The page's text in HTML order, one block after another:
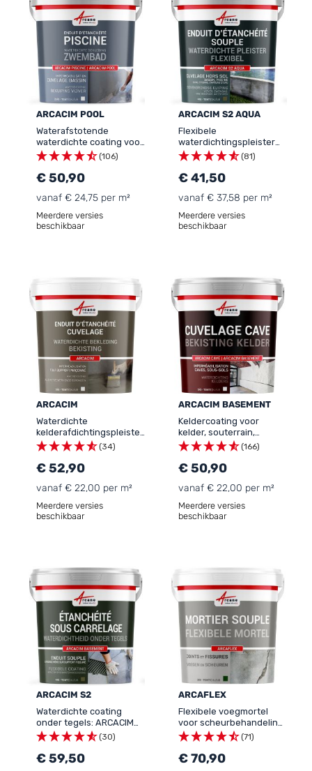
ARCACIM POOL
Waterafstotende
waterdichte coating voor
zwembad, bassin:
ARCACIM POOL
(106)
€ 50,90
vanaf € 24,75 per m²
Meerdere versies
beschikbaar
ARCACIM S2 AQUA
Flexibele
waterdichtingspleister
voor BOVENGRONDS
ZWEMBAD, TANK,
CISTERNE, WATERTOREN
(ACS) - ARCACIM S2
AQUA
(81)
€ 41,50
vanaf € 37,58 per m²
Meerdere versies
beschikbaar
ARCACIM
Waterdichte
kelderafdichtingspleister
voor beton, goot en
fundering: ARCACIM
(34)
€ 52,90
vanaf € 22,00 per m²
Meerdere versies
beschikbaar
ARCACIM BASEMENT
Keldercoating voor
kelder, souterrain,
garage: ARCACIM
BASEMENT
(166)
€ 50,90
vanaf € 22,00 per m²
Meerdere versies
beschikbaar
ARCACIM S2
Waterdichte coating
onder tegels: ARCACIM
S2
(30)
€ 59,50
ARCAFLEX
Flexibele voegmortel
voor scheurbehandeling:
ARCAFLEX
(71)
€ 70,90